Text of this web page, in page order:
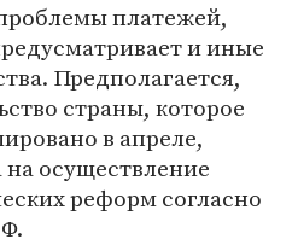
платежей,
и иные
Предполагается,
страны, которое
в апреле,
осуществление
реформ согласно